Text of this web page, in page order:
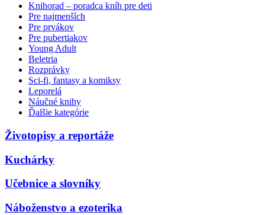
Knihorad – poradca kníh pre deti
Pre najmenších
Pre prvákov
Pre pubertiakov
Young Adult
Beletria
Rozprávky
Sci-fi, fantasy a komiksy
Leporelá
Náučné knihy
Ďalšie kategórie
Životopisy a reportáže
Kuchárky
Učebnice a slovníky
Náboženstvo a ezoterika